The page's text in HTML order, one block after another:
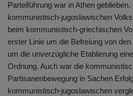
Parteiführung war in Athen
kommunistisch-jugoslawischen
beim kommunistisch-griechischen
erster Linie um die Befreiung von
um die unverzügliche Etablierung
Ordnung. Auch war die
Partisanenbewegung in Sachen
kommunistisch-jugoslawischen